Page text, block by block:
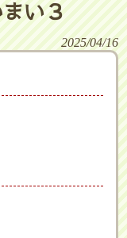
い３
2025/04/16